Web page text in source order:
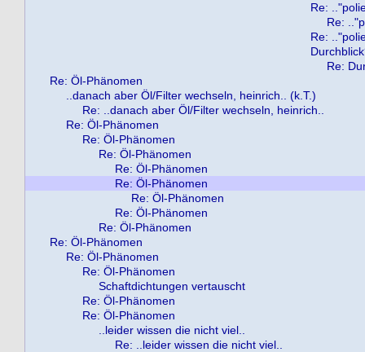
Re:
Re:
Re:
Re:
Re: Öl-Phänomen
..danach aber Öl/Filter wechseln, heinrich.. (k.T.)
Re: ..danach aber Öl/Filter wechseln, heinrich..
Re: Öl-Phänomen
Re: Öl-Phänomen
Re: Öl-Phänomen
Re: Öl-Phänomen
Re: Öl-Phänomen
Re: Öl-Phänomen
Re: Öl-Phänomen
Re: Öl-Phänomen
Re: Öl-Phänomen
Re: Öl-Phänomen
Re: Öl-Phänomen
Schaftdichtungen vertauscht
Re: Öl-Phänomen
Re: Öl-Phänomen
..leider wissen die nicht viel..
Re: ..leider wissen die nicht viel..